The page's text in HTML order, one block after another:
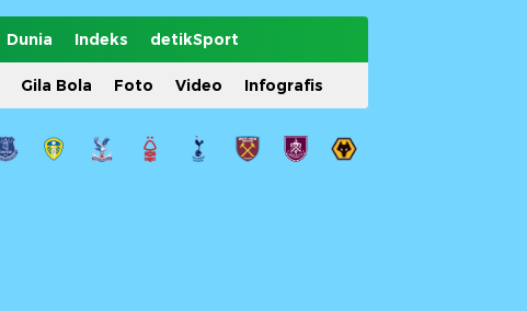
Dunia Indeks detikSport
Gila Bola Foto Video Infografis